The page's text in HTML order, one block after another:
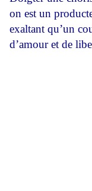
on est un
exaltant qu’un
d’amour et de